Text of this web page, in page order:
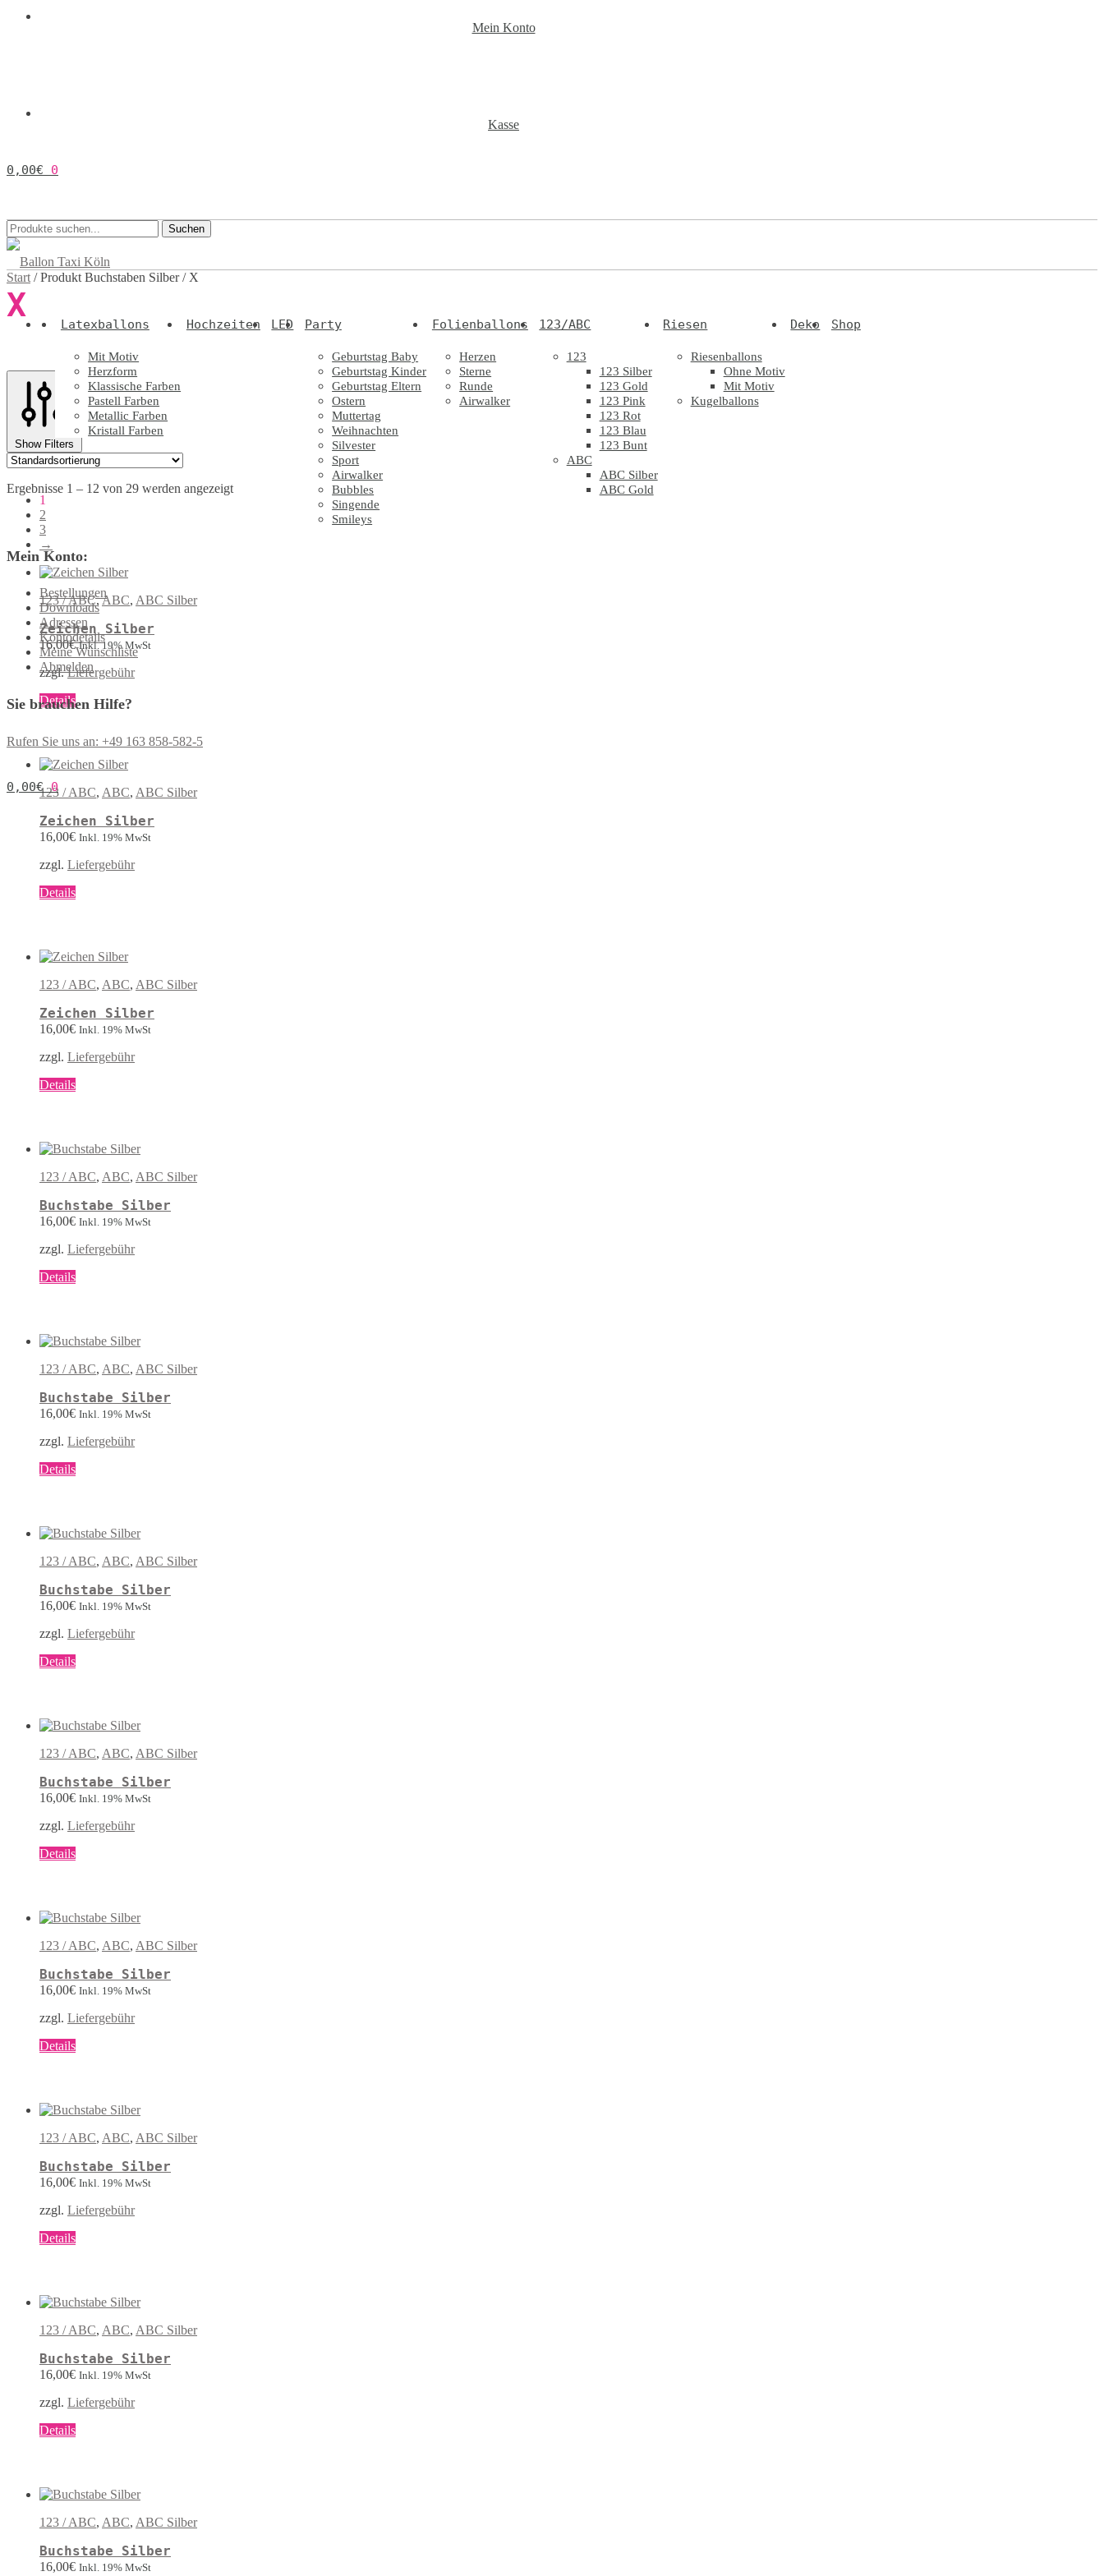
Mein Konto
Kasse
0,00€ 0
Suchen
nach:
Suchen
Latexballons
Mit Motiv
Herzform
Klassische Farben
Pastell Farben
Metallic Farben
Kristall Farben
Hochzeiten LED Party
Geburtstag Baby
Geburtstag Kinder
Geburtstag Eltern
Ostern
Muttertag
Weihnachten
Silvester
Sport
Airwalker
Bubbles
Singende
Smileys
Folienballons
Herzen
Sterne
Runde
Airwalker
123/ABC
123
123 Silber
123 Gold
123 Pink
123 Rot
123 Blau
123 Bunt
ABC
ABC Silber
ABC Gold
Riesen
Riesenballons
Ohne Motiv
Mit Motiv
Kugelballons
Deko Shop
Mein Konto:
Bestellungen
Downloads
Adressen
Kontodetails
Meine Wunschliste
Abmelden
Sie brauchen Hilfe?
Rufen Sie uns an: +49 163 858-582-5
0,00€ 0
Start /Produkt Buchstaben Silber/ X
X
Show Filters
Ergebnisse 1 – 12 von 29 werden angezeigt
1
2
3
→
123 / ABC,ABC, ABC Silber
Zeichen Silber
16,00€ Inkl. 19% MwSt
zzgl.Liefergebühr
DetailsDieses
mehrere
Varianten
auf.
Die
Optionen
können
auf
Produktseite
werden
123 / ABC, ABC, ABC Silber
Zeichen Silber
16,00€ Inkl. 19% MwSt
zzgl. Liefergebühr
DetailsDieses
Varianten
auf.
Die
Optionen
können
auf
Produktseite
werden
123 / ABC, ABC, ABC Silber
Zeichen Silber
16,00€ Inkl. 19% MwSt
zzgl. Liefergebühr
DetailsDieses
Varianten
auf.
Die
Optionen
können
auf
Produktseite
werden
123 / ABC, ABC, ABC Silber
Buchstabe Silber
16,00€ Inkl. 19% MwSt
zzgl. Liefergebühr
DetailsDieses
Varianten
auf.
Die
Optionen
können
auf
Produktseite
werden
123 / ABC, ABC, ABC Silber
Buchstabe Silber
16,00€ Inkl. 19% MwSt
zzgl. Liefergebühr
DetailsDieses
Varianten
auf.
Die
Optionen
können
auf
Produktseite
werden
123 / ABC, ABC, ABC Silber
Buchstabe Silber
16,00€ Inkl. 19% MwSt
zzgl. Liefergebühr
DetailsDieses
Varianten
auf.
Die
Optionen
können
auf
Produktseite
werden
123 / ABC, ABC, ABC Silber
Buchstabe Silber
16,00€ Inkl. 19% MwSt
zzgl. Liefergebühr
DetailsDieses
Varianten
auf.
Die
Optionen
können
auf
Produktseite
werden
123 / ABC, ABC, ABC Silber
Buchstabe Silber
16,00€ Inkl. 19% MwSt
zzgl. Liefergebühr
DetailsDieses
Varianten
auf.
Die
Optionen
können
auf
Produktseite
werden
123 / ABC, ABC, ABC Silber
Buchstabe Silber
16,00€ Inkl. 19% MwSt
zzgl. Liefergebühr
DetailsDieses
Varianten
auf.
Die
Optionen
können
auf
Produktseite
werden
123 / ABC, ABC, ABC Silber
Buchstabe Silber
16,00€ Inkl. 19% MwSt
zzgl. Liefergebühr
DetailsDieses
Varianten
auf.
Die
Optionen
können
auf
123 / ABC, ABC, ABC Silber
Buchstabe Silber
16,00€ Inkl. 19% MwSt